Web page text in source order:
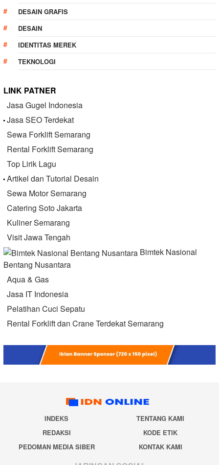
DESAIN GRAFIS
DESAIN
IDENTITAS MEREK
TEKNOLOGI
LINK PATNER
Jasa Gugel Indonesia
Jasa SEO Terdekat
Sewa Forklift Semarang
Rental Forklift Semarang
Top Lirik Lagu
Artikel dan Tutorial Desain
Sewa Motor Semarang
Catering Soto Jakarta
Kuliner Semarang
Visit Jawa Tengah
Bimtek Nasional
Bentang Nusantara
Aqua & Gas
Jasa IT Indonesia
Pelatihan Cuci Sepatu
Rental Forklift dan Crane Terdekat Semarang
INDEKS
TENTANG KAMI
REDAKSI
KODE ETIK
PEDOMAN MEDIA SIBER
KONTAK KAMI